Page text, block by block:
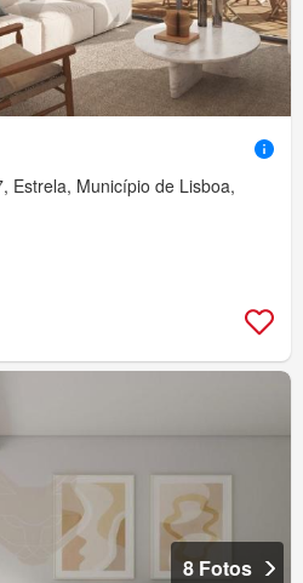
Estrela, Município de Lisboa,
8 Fotos